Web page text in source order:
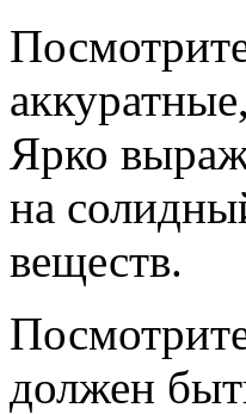
Ярко
на
веществ.
должен